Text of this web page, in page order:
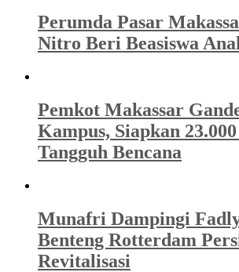
Perumda Pasar
Nitro Beri Beasiswa
Pemkot Makassar
Kampus, Siapkan
Tangguh Bencana
Munafri Dampingi
Benteng Rotterdam
Revitalisasi